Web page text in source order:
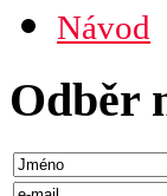
Návod
Odběr